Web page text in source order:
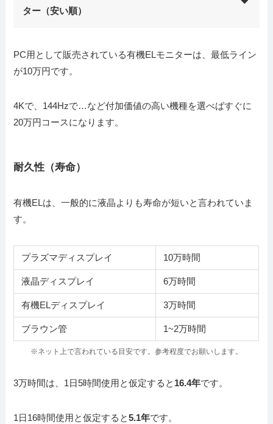
ター（安い順）
PC用として販売されている有機ELモニターは、最低ライン
が10万円です。
4Kで、144Hzで…など付加価値の高い機種を選べばすぐに
20万円コースになります。
耐久性（寿命）
有機ELは、一般的に液晶よりも寿命が短いと言われていま
す。
プラズマディスプレイ 10万時間
液晶ディスプレイ 6万時間
有機ELディスプレイ 3万時間
ブラウン管 1~2万時間
※ネット上で言われている目安です。参考程度でお願いします。
3万時間は、1日5時間使用と仮定すると 16.4年です。
1日16時間使用と仮定すると5.1年です。